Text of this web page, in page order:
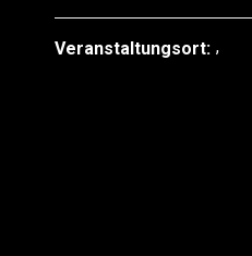
Veranstaltungsort: